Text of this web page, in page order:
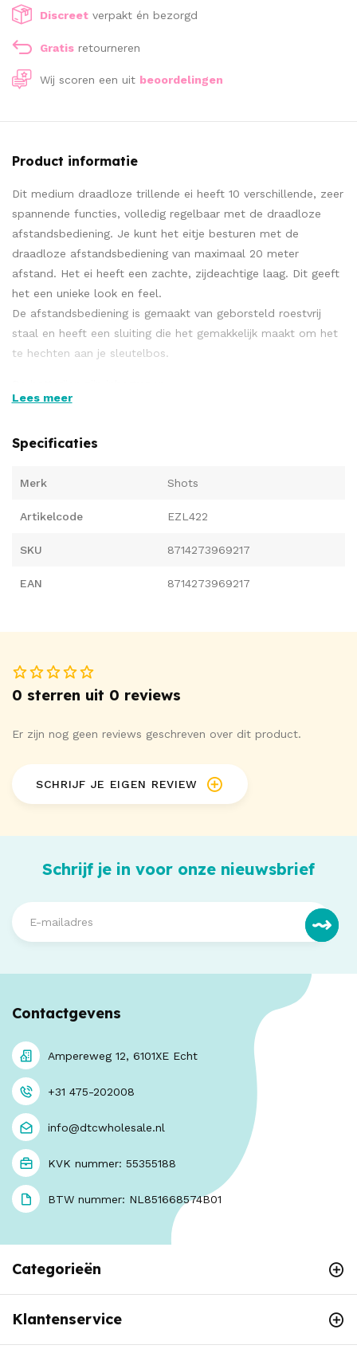
Discreet verpakt én bezorgd
Gratis retourneren
Wij scoren een uit beoordelingen
Product informatie
Dit medium draadloze trillende ei heeft 10 verschillende, zeer
spannende functies, volledig regelbaar met de draadloze
afstandsbediening. Je kunt het eitje besturen met de
draadloze afstandsbediening van maximaal 20 meter
afstand. Het ei heeft een zachte, zijdeachtige laag. Dit geeft
het een unieke look en feel.
De afstandsbediening is gemaakt van geborsteld roestvrij
staal en heeft een sluiting die het gemakkelijk maakt om het
te hechten aan je sleutelbos.
Lees meer
Specificaties
Merk Shots
Artikelcode EZL422
SKU 8714273969217
EAN 8714273969217
0 sterren uit 0 reviews
Er zijn nog geen reviews geschreven over dit product.
SCHRIJF JE EIGEN REVIEW
Schrijf je in voor onze nieuwsbrief
Contactgevens
Ampereweg 12, 6101XE Echt
+31 475-202008
info@dtcwholesale.nl
KVK nummer: 55355188
BTW nummer: NL851668574B01
Categorieën
Klantenservice